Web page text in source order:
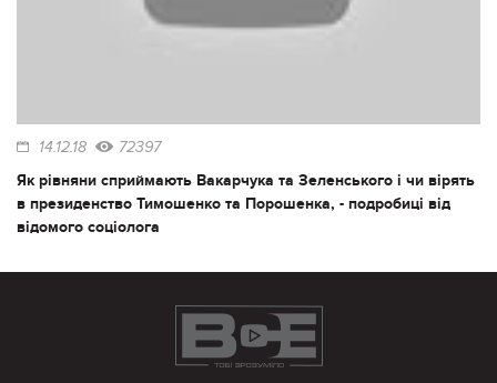
14.12.18 72397
Як рівняни сприймають Вакарчука та Зеленського і чи вірять
в президенство Тимошенко та Порошенка, - подробиці від
відомого соціолога